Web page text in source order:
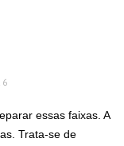
essas faixas. A
Trata-se de